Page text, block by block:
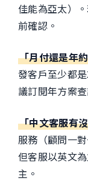
佳能為亞太）
前確認。
「月付還是年
發客戶至少都
議訂閱年方案
「中文客服有
服務（顧問一
但客服以英文
主。